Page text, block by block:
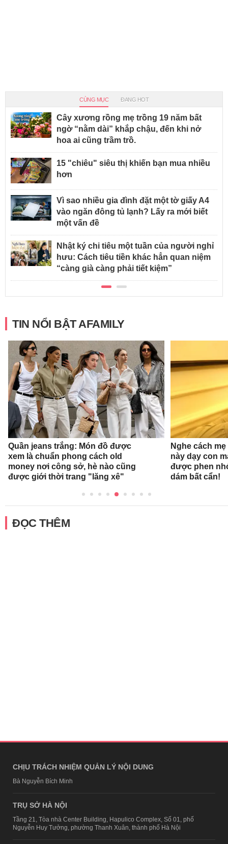
CÙNG MỤC ĐANG HOT
Cây xương rồng mẹ trồng 19 năm bất
ngờ “nằm dài” khắp chậu, đến khi nở
hoa ai cũng trầm trồ.
15 "chiêu" siêu thị khiến bạn mua nhiều
hơn
Vì sao nhiều gia đình đặt một tờ giấy A4
vào ngăn đông tủ lạnh? Lấy ra mới biết
một vấn đề
Nhật ký chi tiêu một tuần của người nghỉ
hưu: Cách tiêu tiền khác hẳn quan niệm
“càng già càng phải tiết kiệm”
TIN NỔI BẬT AFAMILY
Quần jeans trắng: Món đồ được
xem là chuẩn phong cách old
money nơi công sở, hè nào cũng
được giới thời trang "lăng xê"
Nghe cách
này dạy con
được phen
dám bất cẩn!
ĐỌC THÊM
CHỊU TRÁCH NHIỆM QUẢN LÝ NỘI DUNG
Bà Nguyễn Bích Minh
TRỤ SỞ HÀ NỘI
Tầng 21, Tòa nhà Center Building, Hapulico Complex, Số 01, phố
Nguyễn Huy Tưởng, phường Thanh Xuân, thành phố Hà Nội